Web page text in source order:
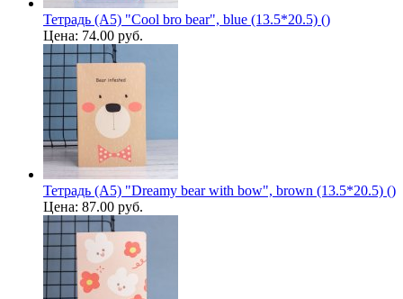
Тетрадь (A5) "Cool bro bear", blue (13.5*20.5) ()
Цена: 74.00 руб.
Тетрадь (A5) "Dreamy bear with bow", brown (13.5*20.5) ()
Цена: 87.00 руб.